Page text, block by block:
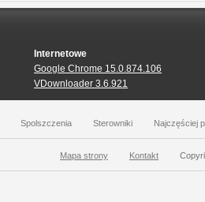
Internetowe
Google Chrome 15.0.874.106
VDownloader 3.6.921
Spolszczenia Sterowniki Najczęściej
Mapa strony Kontakt